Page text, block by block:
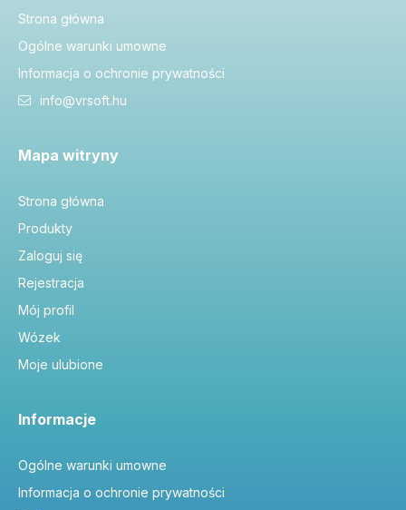
Strona główna
Ogólne warunki umowne
Informacja o ochronie prywatności
info@vrsoft.hu
Mapa witryny
Strona główna
Produkty
Zaloguj się
Rejestracja
Mój profil
Wózek
Moje ulubione
Informacje
Ogólne warunki umowne
Informacja o ochronie prywatności